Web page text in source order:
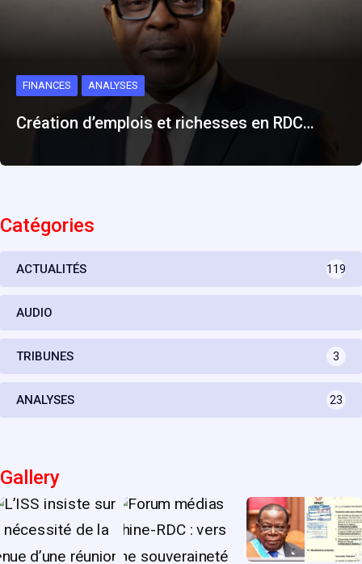
FINANCES ANALYSES
Création d’emplois et richesses en RDC…
Catégories
ACTUALITÉS 119
AUDIO
TRIBUNES 3
ANALYSES 23
Gallery